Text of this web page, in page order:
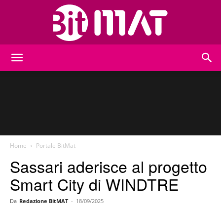
Home Portale BitMat
Sassari aderisce al progetto
Smart City di WINDTRE
Da Redazione BitMAT - 18/09/2025